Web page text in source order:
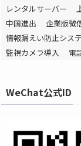
レンタルサーバー
中国進出
企業版微
情報漏えい防止シス
監視カメラ導入
電
WeChat公式ID